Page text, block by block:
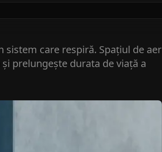
care respiră. Spațiul de aer
prelungește durata de viață a